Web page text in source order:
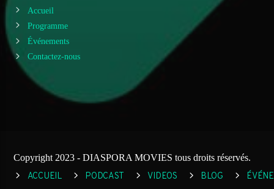
Accueil
Programme
Événements
Contactez-nous
Copyright 2023 - DIASPORA MOVIES tous droits réservés.
ACCUEIL PODCAST VIDEOS BLOG